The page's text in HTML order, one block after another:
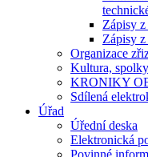
Zápisy
Zápisy
Organizace
Kultura,
KRONIKY
Sdílená
Úřad
Úřední deska
Elektronická
Povinné